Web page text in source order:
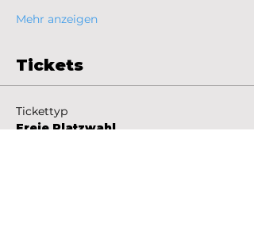
Mehr anzeigen
Tickets
Tickettyp
Freie Platzwahl